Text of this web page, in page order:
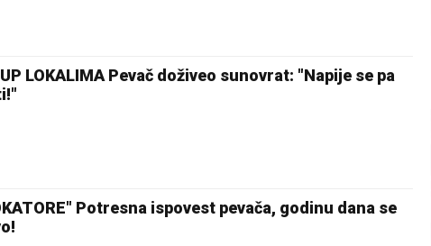
LOKALIMA Pevač doživeo sunovrat: "Napije se pa
Potresna ispovest pevača, godinu dana se